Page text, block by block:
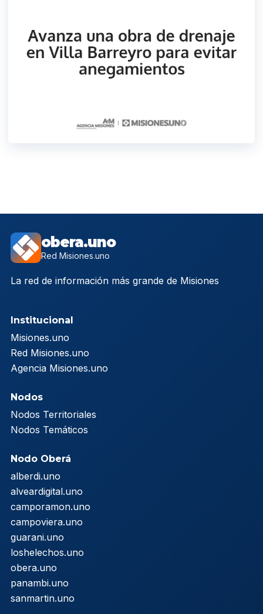
obera.uno
Red Misiones.uno
La red de información más grande de Misiones
Institucional
Misiones.uno
Red Misiones.uno
Agencia Misiones.uno
Nodos
Nodos Territoriales
Nodos Temáticos
Nodo Oberá
alberdi.uno
alveardigital.uno
camporamon.uno
campoviera.uno
guarani.uno
loshelechos.uno
obera.uno
panambi.uno
sanmartin.uno